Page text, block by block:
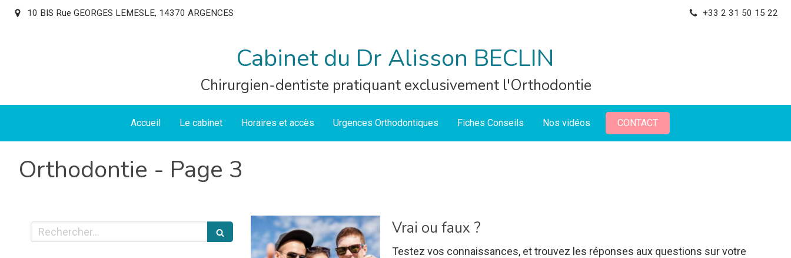
10 BIS Rue GEORGES LEMESLE, 14370 ARGENCES +33 2 31 50 15 22
Accueil Le cabinet Horaires et accès Urgences Orthodontiques Fiches Conseils Nos vidéos CONTACT
Cabinet du Dr Alisson BECLIN
Chirurgien-dentiste pratiquant exclusivement l'Orthodontie
Orthodontie - Page 3
Vrai ou faux ?
Testez vos connaissances, et trouvez les réponses aux questions sur votre
Rechercher